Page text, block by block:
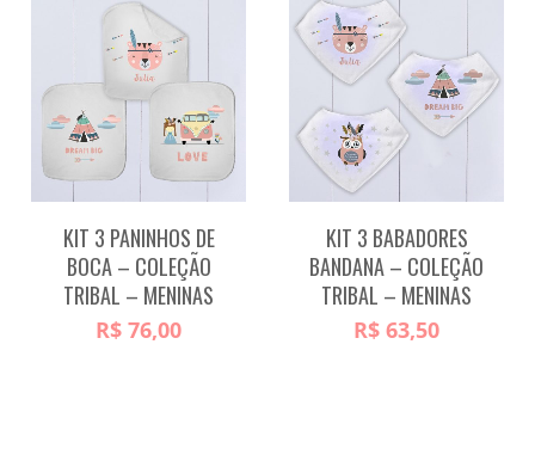
R$ 173,25
KIT 3 PANINHOS DE
BOCA – COLEÇÃO
TRIBAL – MENINAS
R$76,00
KIT 3 BABADORES
BANDANA – COLEÇÃO
TRIBAL – MENINAS
R$63,50